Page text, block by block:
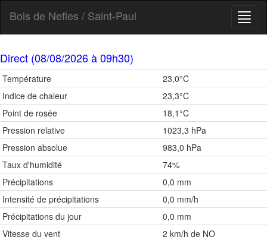
Bois de Nefles / Saint-Paul
Direct (08/08/2026 à 09h30)
Température
23,0°C
Indice de chaleur
23,3°C
Point de rosée
18,1°C
Pression relative
1023,3 hPa
Pression absolue
983,0 hPa
Taux d'humidité
74%
Précipitations
0,0 mm
Intensité de précipitations
0,0 mm/h
Précipitations du jour
0,0 mm
Vitesse du vent
2 km/h de NO